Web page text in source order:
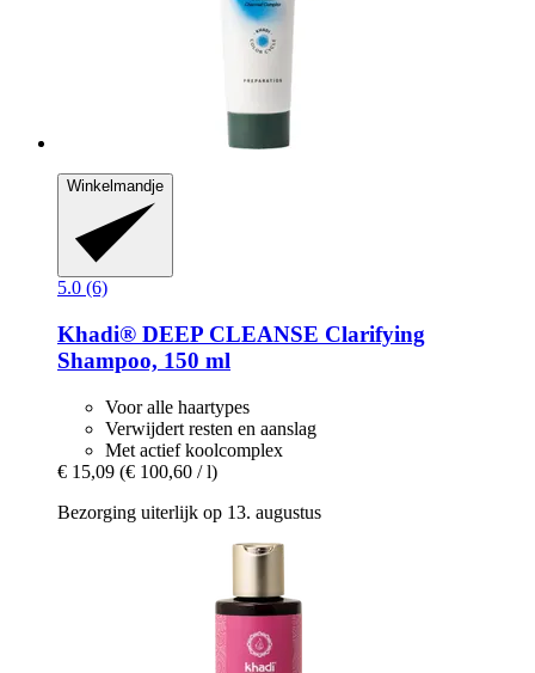
Winkelmandje
5.0 (6)
Khadi® DEEP CLEANSE Clarifying
Shampoo, 150 ml
Voor alle haartypes
Verwijdert resten en aanslag
Met actief koolcomplex
€ 15,09 (€ 100,60 / l)
Bezorging uiterlijk op 13. augustus